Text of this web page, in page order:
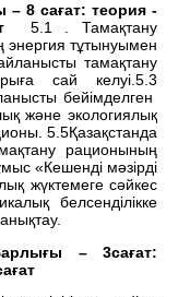
– 8 сағат: теория -
5.1 . Тамақтану
энергия тұтынуымен
тамақтану
сай келуі.5.3
бейімделген
және экологиялық
5.5Қазақстанда
рационының
«Кешенді мәзірді
жүктемеге сәйкес
белсенділікке
– 3сағат: